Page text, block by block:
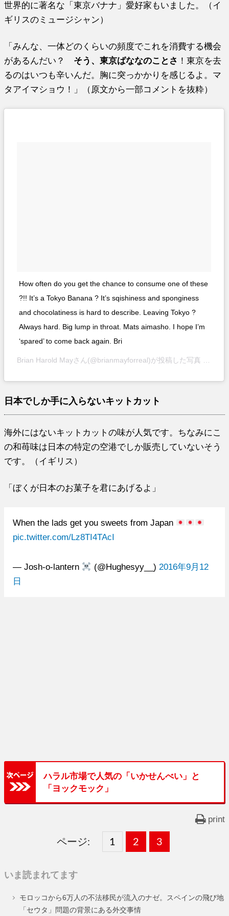
世界的に著名な「東京バナナ」愛好家もいました。（イ
ギリスのミュージシャン）
「みんな、一体どのくらいの頻度でこれを消費する機会
があるんだい？ そう、東京ばななのことさ ！東京を去
るのはいつも辛いんだ。胸に突っかかりを感じるよ。マ
タアイマショウ！」（原文から一部コメントを抜粋）
How often do you get the chance to consume one of these
?!! It’s a Tokyo Banana ? It’s sqishiness and sponginess
and chocolatiness is hard to describe. Leaving Tokyo ?
Always hard. Big lump in throat. Mats aimasho. I hope I’m
‘spared’ to come back again. Bri
Brian Harold Mayさん(@brianmayforreal)が投稿した写真 –2016
日本でしか手に入らないキットカット
海外にはないキットカットの味が人気です。ちなみにこ
の和苺味は日本の特定の空港でしか販売していないそう
です。（イギリス）
「ぼくが日本のお菓子を君にあげるよ」
When the lads get you sweets from Japan
pic.twitter.com/Lz8TI4TAcI
— Josh-o-lantern ️ (@Hughesyy__) 2016年9月12
日
ハラル市場で人気の「いかせんべい」と
「ヨックモック」
print
ページ:
固
ー
1 ,
固
ー
2 ,
固
ー
3
いま読まれてます
モロッコから6万人の不法移民が流入のナゼ。スペインの飛び地
「セウタ」問題の背景にある外交事情